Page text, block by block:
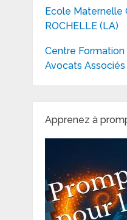
Ecole Maternelle
ROCHELLE (LA)
Centre
Avocats
Apprenez à